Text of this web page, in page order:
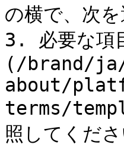
の横で、次
3. 必要な項
(/brand/
about/
terms/
照してくださ